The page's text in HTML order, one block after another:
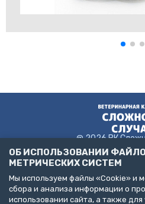
@ 2026 ВК
Политика
ОБ ИСПОЛЬЗОВАНИИ
МЕТРИЧЕСКИХ СИСТЕМ
Мы используем файлы «Cookie» и
сбора и анализа информации о
использовании сайта, а также для